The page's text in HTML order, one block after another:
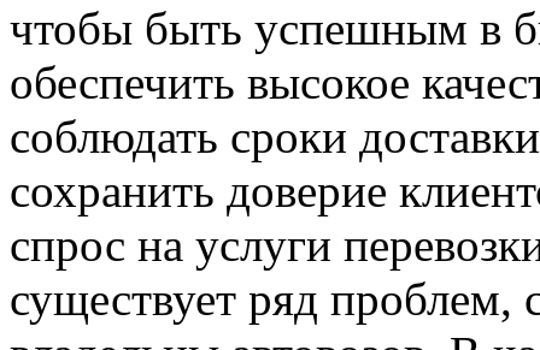
чтобы быть успешным в
обеспечить высокое
соблюдать сроки
сохранить доверие
спрос на услуги
существует ряд проблем,